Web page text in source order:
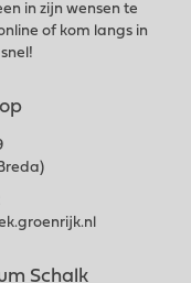
in zijn wensen te
of kom langs in
Schalk